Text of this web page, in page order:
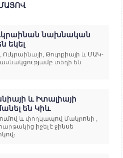
նախնական
եկել
Ուկրաինայի, Թուրքիայի և ՄԱԿ-
տեղի են
և Իտալիայի
են Կիև
և փողկապով Մակրոնի ,
իջել է ջինսե